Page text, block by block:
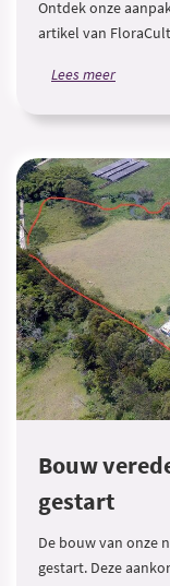
Ontdek onze
artikel van
Lees meer
Bouw
gestart
De bouw van onze
gestart. Deze